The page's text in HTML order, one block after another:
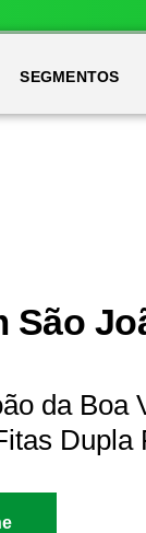
SEGMENTOS
São
da Boa
Dupla